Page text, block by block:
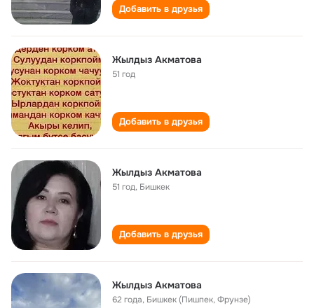
Добавить в друзья
Жылдыз Акматова
51 год
Добавить в друзья
Жылдыз Акматова
51 год, Бишкек
Добавить в друзья
Жылдыз Акматова
62 года, Бишкек (Пишпек, Фрунзе)